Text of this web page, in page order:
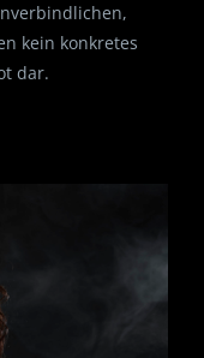
kein konkretes
dar.